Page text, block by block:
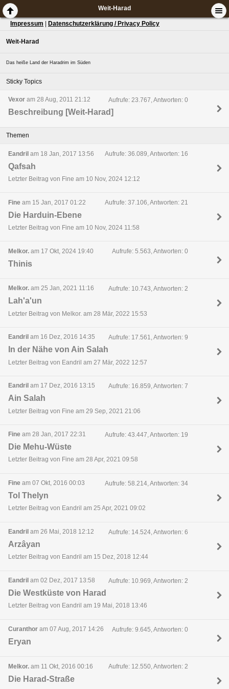
Weit-Harad
Impressum Datenschutzerklärung / Privacy Policy
Weit-Harad
Das heiße Land der Haradrim im Süden
Sticky Topics
Vexor am 28 Aug, 2011 21:12 Aufrufe: 23.767, Antworten: 0
Beschreibung [Weit-Harad]
Themen
Eandril am 18 Jan, 2017 13:56 Aufrufe: 36.089, Antworten: 16
Qafsah
Letzter Beitrag von Fine am 10 Nov, 2024 12:12
Fine am 15 Jan, 2017 01:22 Aufrufe: 37.106, Antworten: 21
Die Harduin-Ebene
Letzter Beitrag von Fine am 10 Nov, 2024 11:58
Melkor. am 17 Okt, 2024 19:40 Aufrufe: 5.563, Antworten: 0
Thinis
Melkor. am 25 Jan, 2021 11:16 Aufrufe: 10.743, Antworten: 2
Lah'a'un
Letzter Beitrag von Melkor. am 28 Mär, 2022 15:53
Eandril am 16 Dez, 2016 14:35 Aufrufe: 17.561, Antworten: 9
In der Nähe von Ain Salah
Letzter Beitrag von Eandril am 27 Mär, 2022 12:57
Eandril am 17 Dez, 2016 13:15 Aufrufe: 16.859, Antworten: 7
Ain Salah
Letzter Beitrag von Fine am 29 Sep, 2021 21:06
Fine am 28 Jan, 2017 22:31 Aufrufe: 43.447, Antworten: 19
Die Mehu-Wüste
Letzter Beitrag von Fine am 28 Apr, 2021 09:58
Fine am 07 Okt, 2016 00:03 Aufrufe: 58.214, Antworten: 34
Tol Thelyn
Letzter Beitrag von Eandril am 25 Apr, 2021 09:02
Eandril am 26 Mai, 2018 12:12 Aufrufe: 14.524, Antworten: 6
Arzâyan
Letzter Beitrag von Eandril am 15 Dez, 2018 12:44
Eandril am 02 Dez, 2017 13:58 Aufrufe: 10.969, Antworten: 2
Die Westküste von Harad
Letzter Beitrag von Eandril am 19 Mai, 2018 13:46
Curanthor am 07 Aug, 2017 14:26 Aufrufe: 9.645, Antworten: 0
Eryan
Melkor. am 11 Okt, 2016 00:16 Aufrufe: 12.550, Antworten: 2
Die Harad-Straße